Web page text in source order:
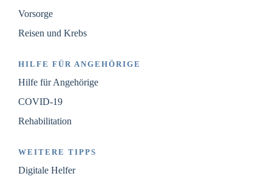
Vorsorge
Reisen und Krebs
HILFE FÜR ANGEHÖRIGE
Hilfe für Angehörige
COVID-19
Rehabilitation
WEITERE TIPPS
Digitale Helfer